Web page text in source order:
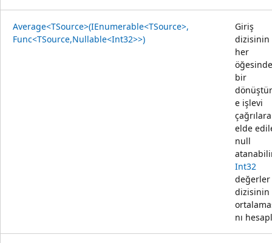
Average<TSource>(IEnumerable<TSource>,
Func<TSource,Nullable<Int32>>)
Giriş
dizisinin
her
öğesinde
bir
e işlevi
elde
null
Int32
değerler
dizisinin
nı